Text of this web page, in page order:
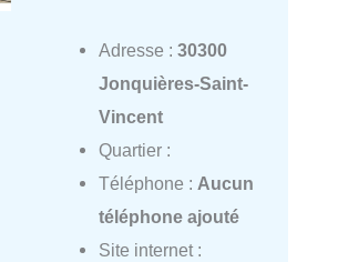
Adresse : 30300
Jonquières-Saint-
Vincent
Quartier :
Téléphone : Aucun
téléphone ajouté
Site internet :